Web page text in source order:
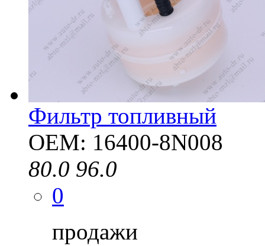
Фильтр топливный
OEM: 16400-8N008
80.0 96.0
0
продажи